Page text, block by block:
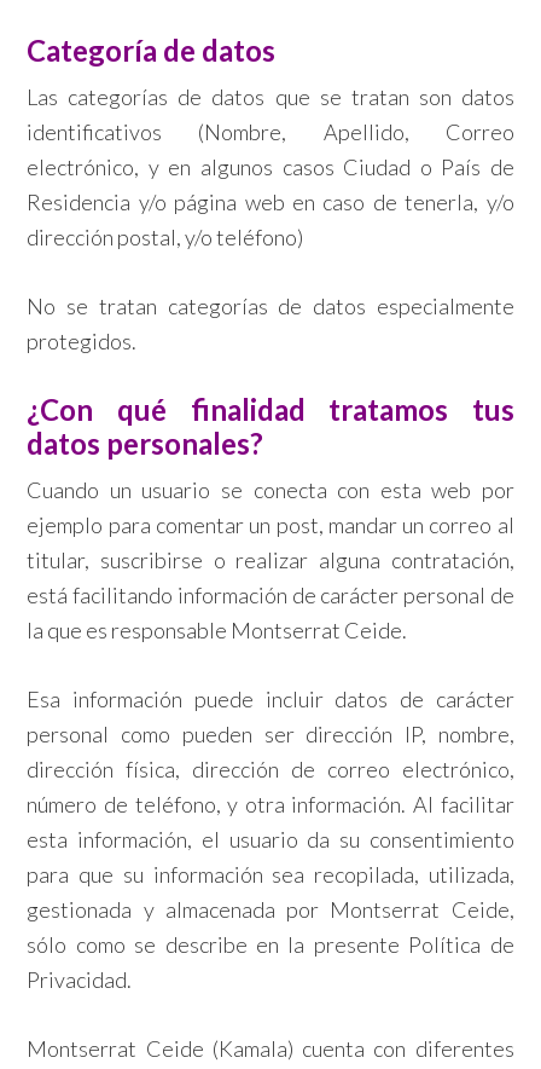
Categoría de datos
Las categorías de datos que se tratan son datos
identificativos (Nombre, Apellido, Correo
electrónico, y en algunos casos Ciudad o País de
Residencia y/o página web en caso de tenerla, y/o
dirección postal, y/o teléfono)
No se tratan categorías de datos especialmente
protegidos.
¿Con qué finalidad tratamos tus
datos personales?
Cuando un usuario se conecta con esta web por
ejemplo para comentar un post, mandar un correo al
titular, suscribirse o realizar alguna contratación,
está facilitando información de carácter personal de
la que es responsable Montserrat Ceide.
Esa información puede incluir datos de carácter
personal como pueden ser dirección IP, nombre,
dirección física, dirección de correo electrónico,
número de teléfono, y otra información. Al facilitar
esta información, el usuario da su consentimiento
para que su información sea recopilada, utilizada,
gestionada y almacenada por Montserrat Ceide,
sólo como se describe en la presente Política de
Privacidad.
Montserrat Ceide (Kamala) cuenta con diferentes